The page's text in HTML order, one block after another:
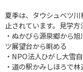
夏季は、タウシュベツ
止されています。見学方
・ぬかびら源泉郷から
ツ展望台から眺める
・NPO法人ひがし大雪
・道の駅かみしほろで